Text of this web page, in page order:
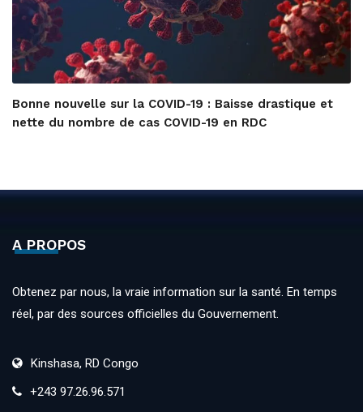
Bonne nouvelle sur la COVID-19 : Baisse drastique et
nette du nombre de cas COVID-19 en RDC
A PROPOS
Obtenez par nous, la vraie information sur la santé. En temps
réel, par des sources officielles du Gouvernement.
Kinshasa, RD Congo
+243 97.26.96.571